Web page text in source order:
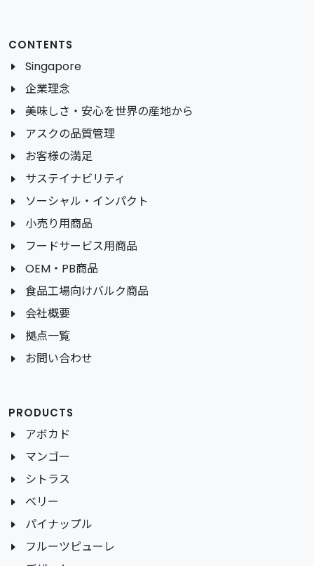
CONTENTS
Singapore
企業理念
美味しさ・安心を世界の産地から
アスクの品質管理
お客様の満足
サステイナビリティ
ソーシャル・インパクト
小売り用商品
フードサービス用商品
OEM・PB商品
食品工場向けバルク商品
会社概要
拠点一覧
お問い合わせ
PRODUCTS
アボカド
マンゴー
シトラス
ベリー
パイナップル
フルーツピューレ